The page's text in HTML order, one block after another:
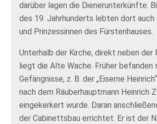
darüber lagen die Dienerunterkünfte.
des 19. Jahrhunderts lebten dort auch
und Prinzessinnen des Fürstenhauses.
Unterhalb der Kirche, direkt neben
liegt die Alte Wache. Früher befanden
Gefängnisse, z. B. der „Eiserne
nach dem Räuberhauptmann Heinrich
eingekerkert wurde. Daran
der Cabinettsbau errichtet. Er ist der